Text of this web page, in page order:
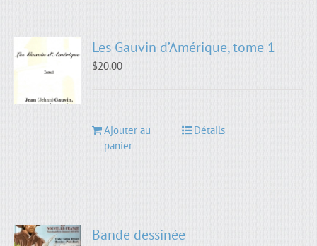
Les Gauvin d’Amérique, tome 1
$20.00
Ajouter au
panier
Détails
Bande dessinée